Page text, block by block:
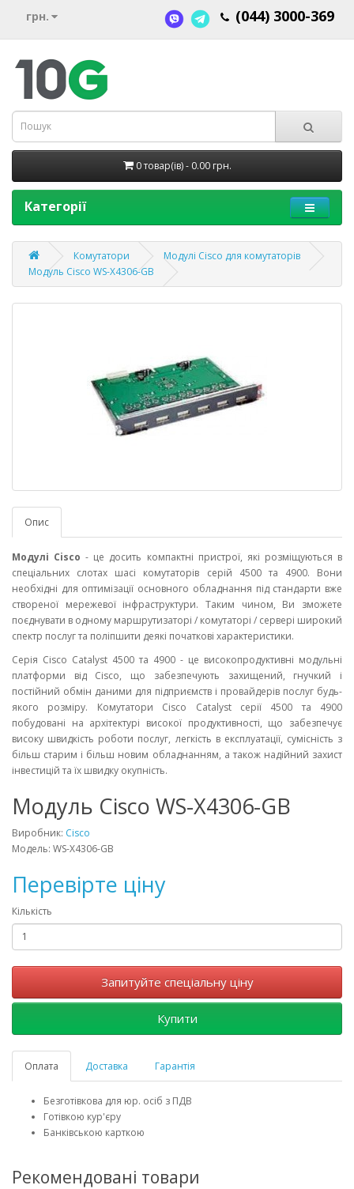
грн. (044) 3000-369
0 товар(ів) - 0.00 грн.
Категорії
Комутатори
Модулі Cisco для комутаторів
Модуль Cisco WS-X4306-GB
Опис
Модулі Cisco - це досить компактні пристрої, які розміщуються в
спеціальних слотах шасі комутаторів серій 4500 та 4900. Вони
необхідні для оптимізації основного обладнання під стандарти вже
створеної мережевої інфраструктури. Таким чином, Ви зможете
поєднувати в одному маршрутизаторі / комутаторі / сервері широкий
спектр послуг та поліпшити деякі початкові характеристики.
Серія Cisco Catalyst 4500 та 4900 - це високопродуктивні модульні
платформи від Cisco, що забезпечують захищений, гнучкий і
постійний обмін даними для підприємств і провайдерів послуг будь-
якого розміру. Комутатори Cisco Catalyst серії 4500 та 4900
побудовані на архітектурі високої продуктивності, що забезпечує
високу швидкість роботи послуг, легкість в експлуатації, сумісність з
більш старим і більш новим обладнанням, а також надійний захист
інвестицій та їх швидку окупність.
Модуль Cisco WS-X4306-GB
Виробник: Cisco
Модель: WS-X4306-GB
Перевірте ціну
Кількість
Запитуйте спеціальну ціну
Купити
Оплата Доставка Гарантія
Безготівкова для юр. осіб з ПДВ
Готівкою кур'єру
Банківською карткою
Рекомендовані товари